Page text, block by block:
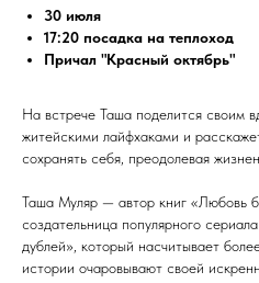
30 июля
17:20 посадка на теплоход
Причал "Красный октябрь"
На встрече Таша поделится своим
житейскими лайфхаками и
сохранять себя, преодолевая
Таша Муляр — автор книг «Любовь
создательница популярного
дублей», который насчитывает
истории очаровывают своей